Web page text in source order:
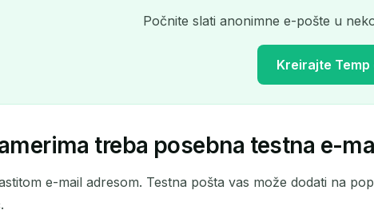
Počnite slati anonimne e-pošte u
Kreirajte
Vaša privremena
treba posebna testna e-
e-mail adresom. Testna pošta vas može dodati na